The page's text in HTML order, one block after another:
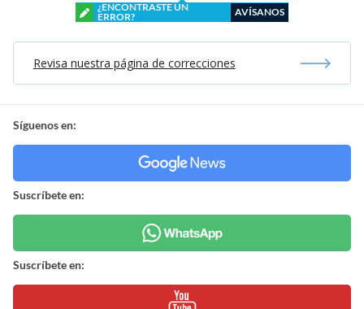
¿ENCONTRASTE UN
ERROR?
AVÍSANOS
Revisa nuestra página de correcciones
Síguenos en:
Suscríbete en:
Suscríbete en: